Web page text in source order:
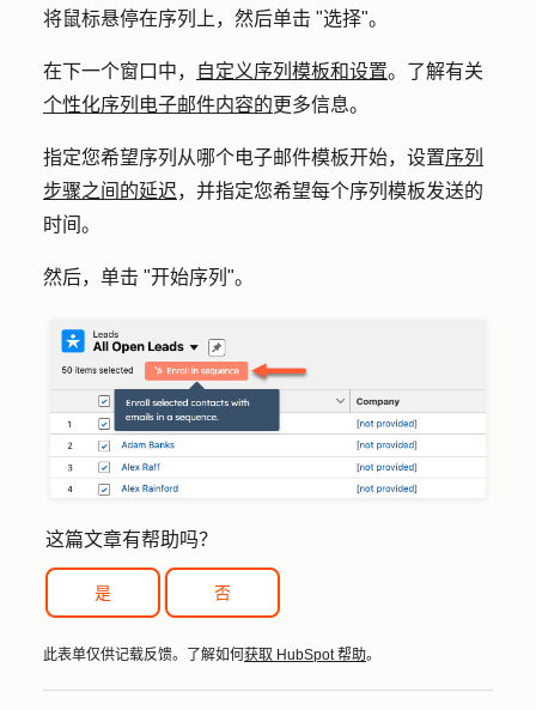
将鼠标悬停在序列上，然后单击 "选择"。
在下一个窗口中， 自定义序列模板和设置。了解有关
个性化序列电子邮件内容的更多信息。
指定您希望序列从哪个电子邮件模板开始，设置序列
步骤之间的延迟，并指定您希望每个序列模板发送的
时间。
然后，单击 "开始序列"。
这篇文章有帮助吗？
是 否
此表单仅供记载反馈。了解如何 获取 HubSpot 帮助。